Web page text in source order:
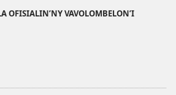
OFISIALIN’NY VAVOLOMBELON’I